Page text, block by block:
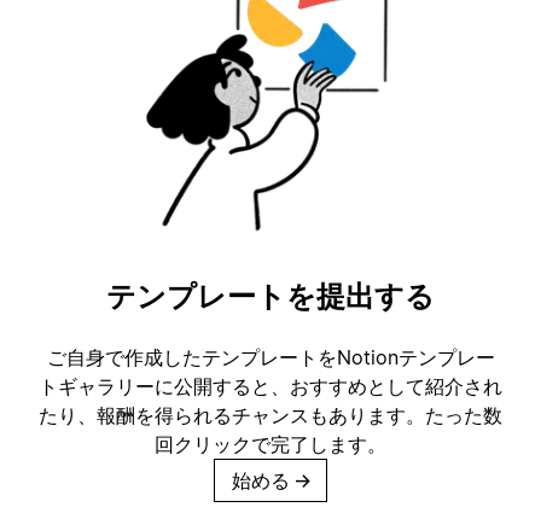
テンプレートを提出する
ご自身で作成したテンプレートをNotionテンプレー
トギャラリーに公開すると、おすすめとして紹介され
たり、報酬を得られるチャンスもあります。たった数
回クリックで完了します。
始める →